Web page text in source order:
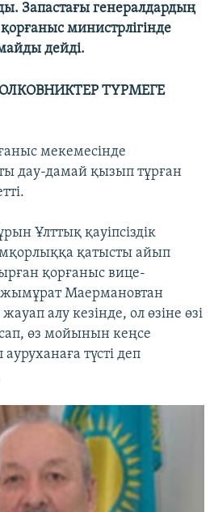
Запастағы генералдардың
қорғаныс министрлігінде
дейді.
ТҮРМЕГЕ
мекемесінде
дау-дамай қызып тұрған
Ұлттық қауіпсіздік
қатысты айып
қорғаныс вице-
Маермановтан
алу кезінде, ол өзіне өзі
өз мойынын кеңсе
түсті деп